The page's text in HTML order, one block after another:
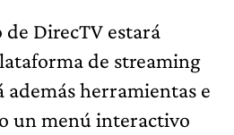
DirecTV estará
de streaming
además herramientas e
un menú interactivo